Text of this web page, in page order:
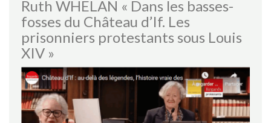
Ruth WHELAN « Dans les basses-
fosses du Château d’If. Les
prisonniers protestants sous Louis
XIV »